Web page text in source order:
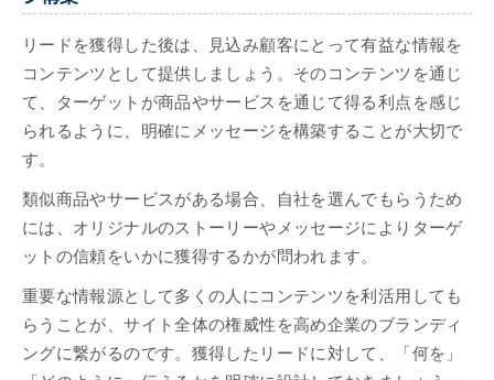
リードを獲得した後は、見込み顧客にとって有益な情報を
コンテンツとして提供しましょう。そのコンテンツを通じ
て、ターゲットが商品やサービスを通じて得る利点を感じ
られるように、明確にメッセージを構築することが大切で
す。
類似商品やサービスがある場合、自社を選んでもらうため
には、オリジナルのストーリーやメッセージによりターゲ
ットの信頼をいかに獲得するかが問われます。
重要な情報源として多くの人にコンテンツを利活用しても
らうことが、サイト全体の権威性を高め企業のブランディ
ングに繋がるのです。獲得したリードに対して、「何を」